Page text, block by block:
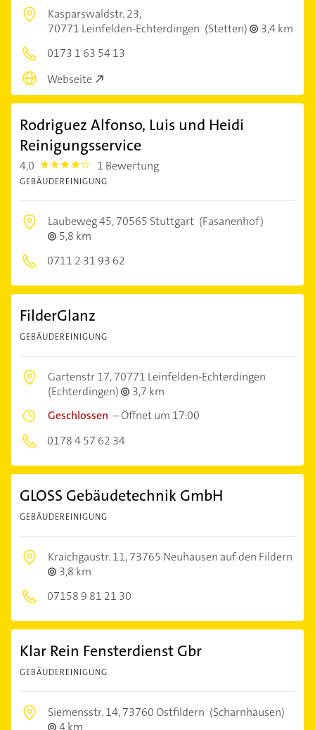
Kasparswaldstr. 23,
70771 Leinfelden-Echterdingen (Stetten)
3,4 km
0173 1 63 54 13
Webseite
Rodriguez Alfonso, Luis und Heidi
Reinigungsservice
4,0 4.0 1 Bewertung
GEBÄUDEREINIGUNG
Laubeweg 45,70565 Stuttgart (Fasanenhof)
5,8 km
0711 2 31 93 62
FilderGlanz
GEBÄUDEREINIGUNG
Gartenstr 17,70771 Leinfelden-Echterdingen
(Echterdingen)
3,7 km
Geschlossen –Öffnet um 17:00
0178 4 57 62 34
GLOSS Gebäudetechnik GmbH
GEBÄUDEREINIGUNG
Kraichgaustr. 11,73765 Neuhausen auf den Fildern
3,8 km
07158 9 81 21 30
Klar Rein Fensterdienst Gbr
GEBÄUDEREINIGUNG
Siemensstr. 14,73760 Ostfildern (Scharnhausen)
4 km